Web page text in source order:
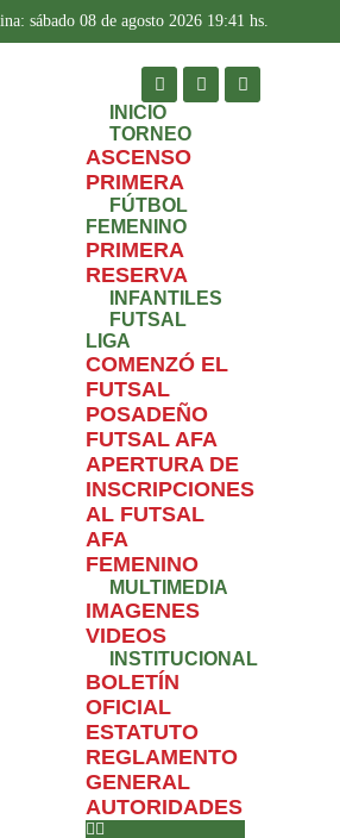
sábado 08 de agosto 2026 19:41 hs.
INICIO
TORNEO
ASCENSO
PRIMERA
FÚTBOL
FEMENINO
PRIMERA
RESERVA
INFANTILES
FUTSAL
LIGA
COMENZÓ EL
FUTSAL
POSADEÑO
FUTSAL AFA
APERTURA DE
INSCRIPCIONES
AL FUTSAL
AFA
FEMENINO
MULTIMEDIA
IMAGENES
VIDEOS
INSTITUCIONAL
BOLETÍN
OFICIAL
ESTATUTO
REGLAMENTO
GENERAL
AUTORIDADES